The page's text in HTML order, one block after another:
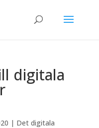
digitala
| Det digitala